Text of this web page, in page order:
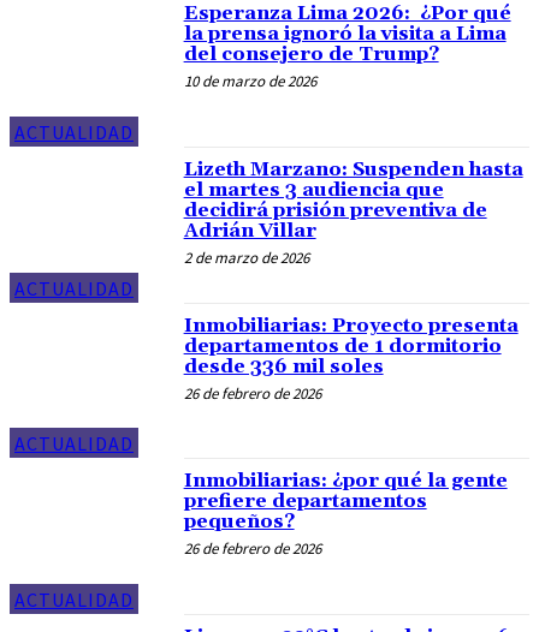
ACTUALIDAD
Esperanza Lima 2026: ¿Por qué
la prensa ignoró la visita a Lima
del consejero de Trump?
10 de marzo de 2026
ACTUALIDAD
Lizeth Marzano: Suspenden hasta
el martes 3 audiencia que
decidirá prisión preventiva de
Adrián Villar
2 de marzo de 2026
ACTUALIDAD
Inmobiliarias: Proyecto presenta
departamentos de 1 dormitorio
desde 336 mil soles
26 de febrero de 2026
ACTUALIDAD
Inmobiliarias: ¿por qué la gente
prefiere departamentos
pequeños?
26 de febrero de 2026